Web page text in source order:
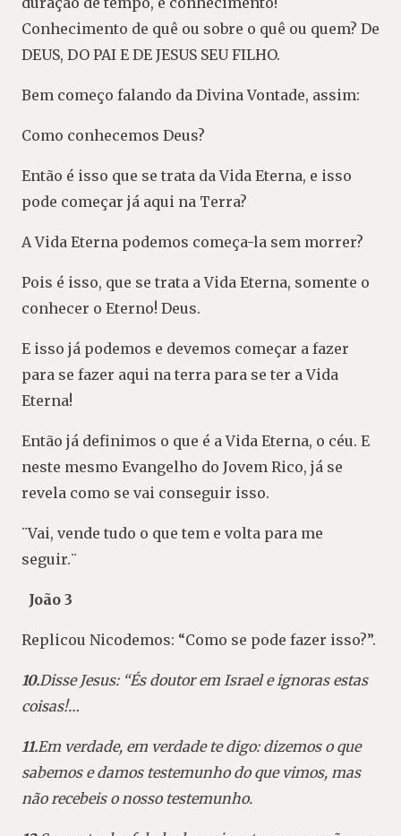
Conhecimento de quê ou sobre o quê ou quem? De
DEUS, DO PAI E DE JESUS SEU FILHO.
Bem começo falando da Divina Vontade, assim:
Como conhecemos Deus?
Então é isso que se trata da Vida Eterna, e isso
pode começar já aqui na Terra?
A Vida Eterna podemos começa-la sem morrer?
Pois é isso, que se trata a Vida Eterna, somente o
conhecer o Eterno! Deus.
E isso já podemos e devemos começar a fazer
para se fazer aqui na terra para se ter a Vida
Eterna!
Então já definimos o que é a Vida Eterna, o céu. E
neste mesmo Evangelho do Jovem Rico, já se
revela como se vai conseguir isso.
¨Vai, vende tudo o que tem e volta para me
seguir.¨
João 3
Replicou Nicodemos: “Como se pode fazer isso?”.
10.Disse Jesus: “És doutor em Israel e ignoras estas
coisas!…
11.Em verdade, em verdade te digo: dizemos o que
sabemos e damos testemunho do que vimos, mas
não recebeis o nosso testemunho.